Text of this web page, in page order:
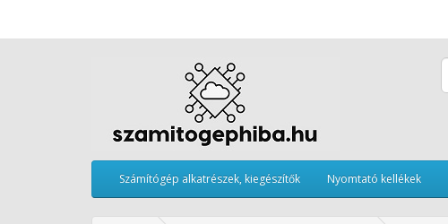
Számítógép alkatrészek, kiegészítők Nyomtató kellékek